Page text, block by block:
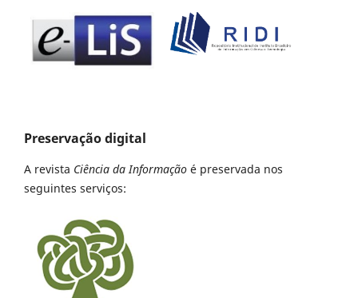
Preservação digital
A revista Ciência da Informação é preservada nos
seguintes serviços: